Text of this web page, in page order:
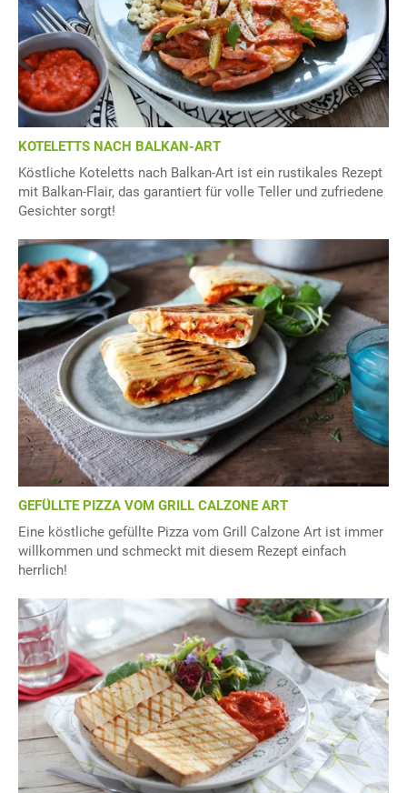
KOTELETTS NACH BALKAN-ART
Köstliche Koteletts nach Balkan-Art ist ein rustikales Rezept
mit Balkan-Flair, das garantiert für volle Teller und zufriedene
Gesichter sorgt!
GEFÜLLTE PIZZA VOM GRILL CALZONE ART
Eine köstliche gefüllte Pizza vom Grill Calzone Art ist immer
willkommen und schmeckt mit diesem Rezept einfach
herrlich!